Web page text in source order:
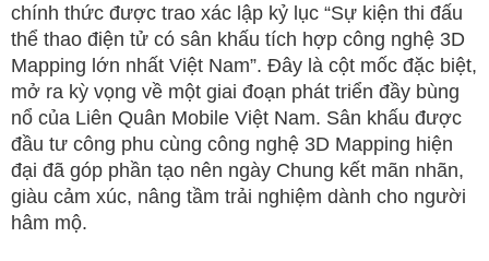
chính thức được trao xác lập kỷ lục “Sự kiện thi đấu
thể thao điện tử có sân khấu tích hợp công nghệ 3D
Mapping lớn nhất Việt Nam”. Đây là cột mốc đặc biệt,
mở ra kỳ vọng về một giai đoạn phát triển đầy bùng
nổ của Liên Quân Mobile Việt Nam. Sân khấu được
đầu tư công phu cùng công nghệ 3D Mapping hiện
đại đã góp phần tạo nên ngày Chung kết mãn nhãn,
giàu cảm xúc, nâng tầm trải nghiệm dành cho người
hâm mộ.